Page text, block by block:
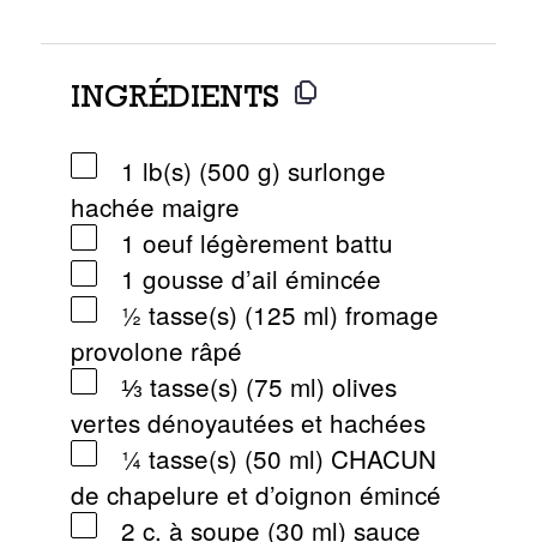
INGRÉDIENTS
1 lb(s) (500 g) surlonge
hachée maigre
1 oeuf légèrement battu
1 gousse d’ail émincée
½ tasse(s) (125 ml) fromage
provolone râpé
⅓ tasse(s) (75 ml) olives
vertes dénoyautées et hachées
¼ tasse(s) (50 ml) CHACUN
de chapelure et d’oignon émincé
2 c. à soupe (30 ml) sauce